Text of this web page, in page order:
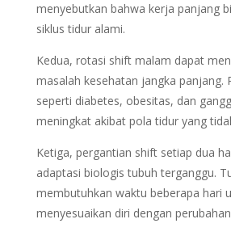
menyebutkan bahwa kerja panjang
siklus tidur alami.
Kedua, rotasi shift malam dapat
masalah kesehatan jangka panjang.
seperti diabetes, obesitas, dan
meningkat akibat pola tidur yang
Ketiga, pergantian shift setiap dua
adaptasi biologis tubuh terganggu.
membutuhkan waktu beberapa hari
menyesuaikan diri dengan